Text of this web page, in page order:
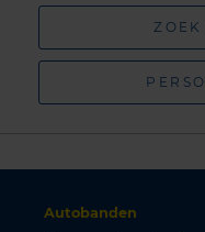
Autobanden